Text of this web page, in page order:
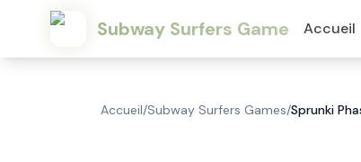
Subway Surfers Game Accueil
Accueil/Subway Surfers Games/Sprunki